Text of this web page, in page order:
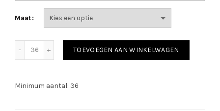
Maat
TOEVOEGEN AAN WINKELWAGEN
Minimum aantal: 36